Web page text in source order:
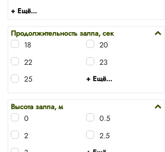
+ Ещё...
Продолжительность залпа, сек
18
20
22
23
25
+ Ещё...
Высота залпа, м
0
0.5
2
2.5